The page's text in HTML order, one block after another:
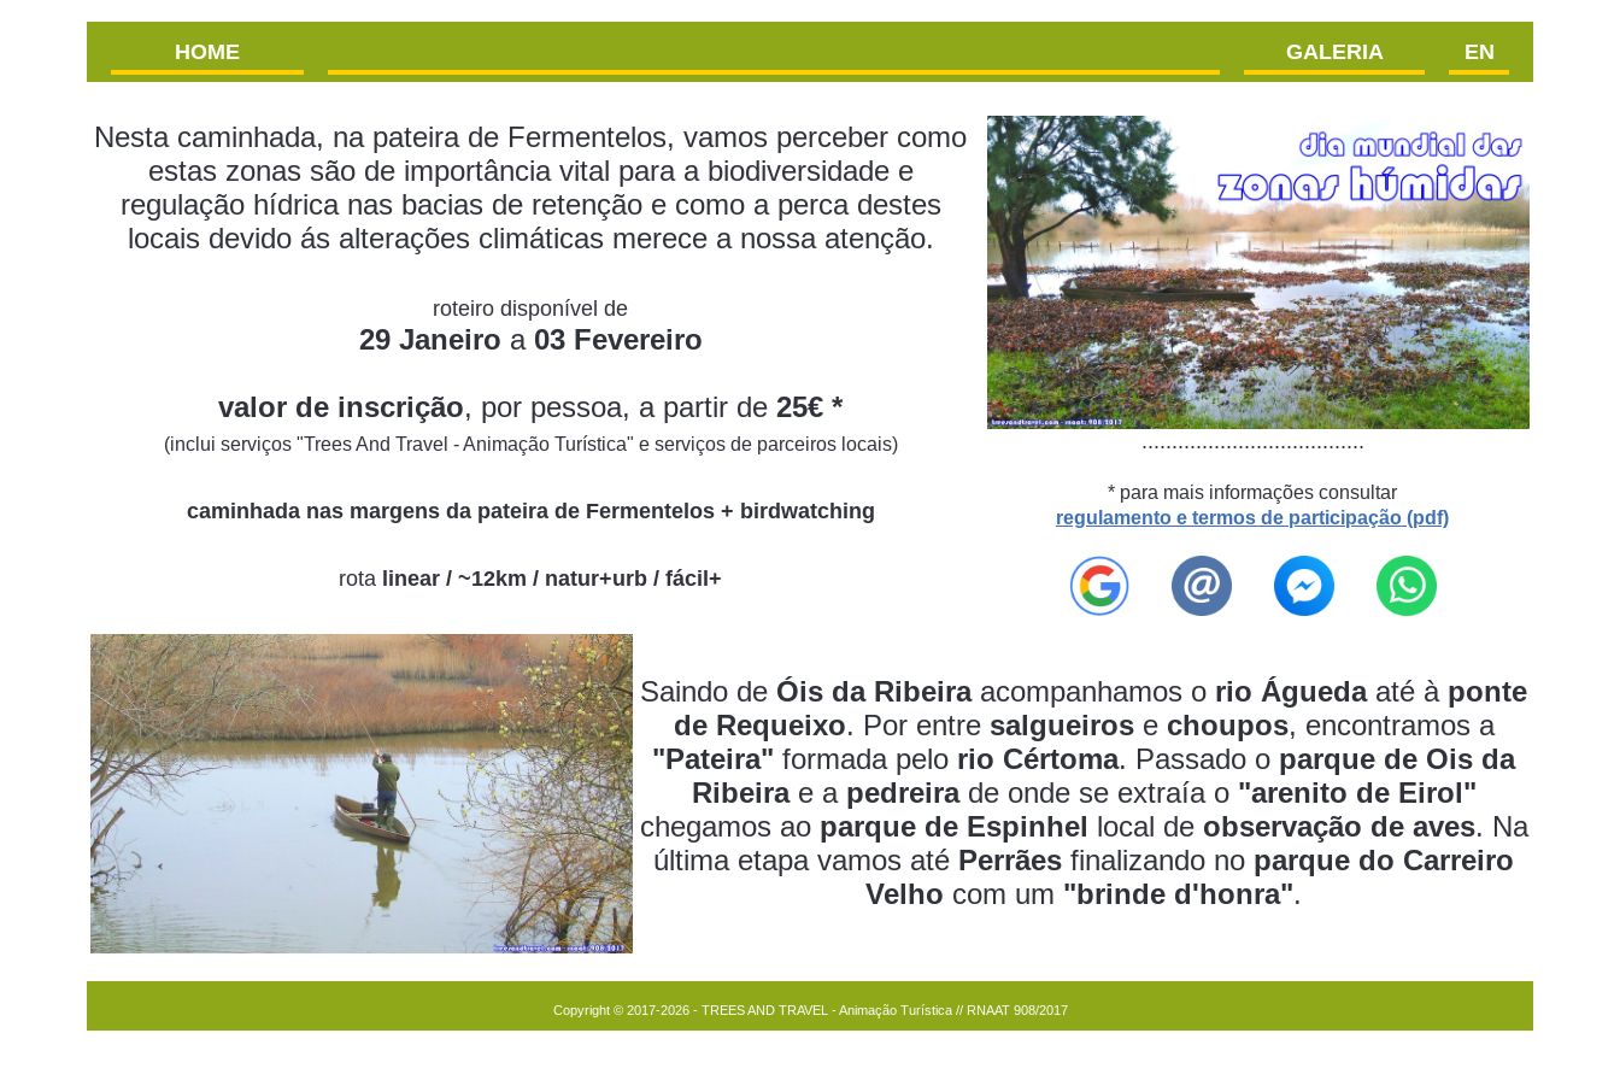
HOME GALERIA EN
Nesta caminhada, na pateira de Fermentelos, vamos perceber como
estas zonas são de importância vital para a biodiversidade e
regulação hídrica nas bacias de retenção e como a perca destes
locais devido ás alterações climáticas merece a nossa atenção.
roteiro disponível de
29 Janeiro a 03 Fevereiro
valor de inscrição, por pessoa, a partir de 25€ *
(inclui serviços "Trees And Travel - Animação Turística" e serviços de parceiros locais)
caminhada nas margens da pateira de Fermentelos + birdwatching
rota linear / ~12km / natur+urb / fácil+
.....................................
* para mais informações consultar
regulamento e termos de participação (pdf)
Saindo de Óis da Ribeiraacompanhamos o rio Águedaaté à ponte
de Requeixo. Por entre salgueirose choupos, encontramos a
"Pateira" formada pelo rio Cértoma. Passado o parque de Ois da
Ribeirae a pedreirade onde se extraía o "arenito de Eirol"
chegamos ao parque de Espinhel local de observação de aves. Na
última etapa vamos até Perrães finalizando no parque do Carreiro
Velho com um "brinde d'honra".
Copyright © 2017-2026 - TREES AND TRAVEL - Animação Turística // RNAAT 908/2017